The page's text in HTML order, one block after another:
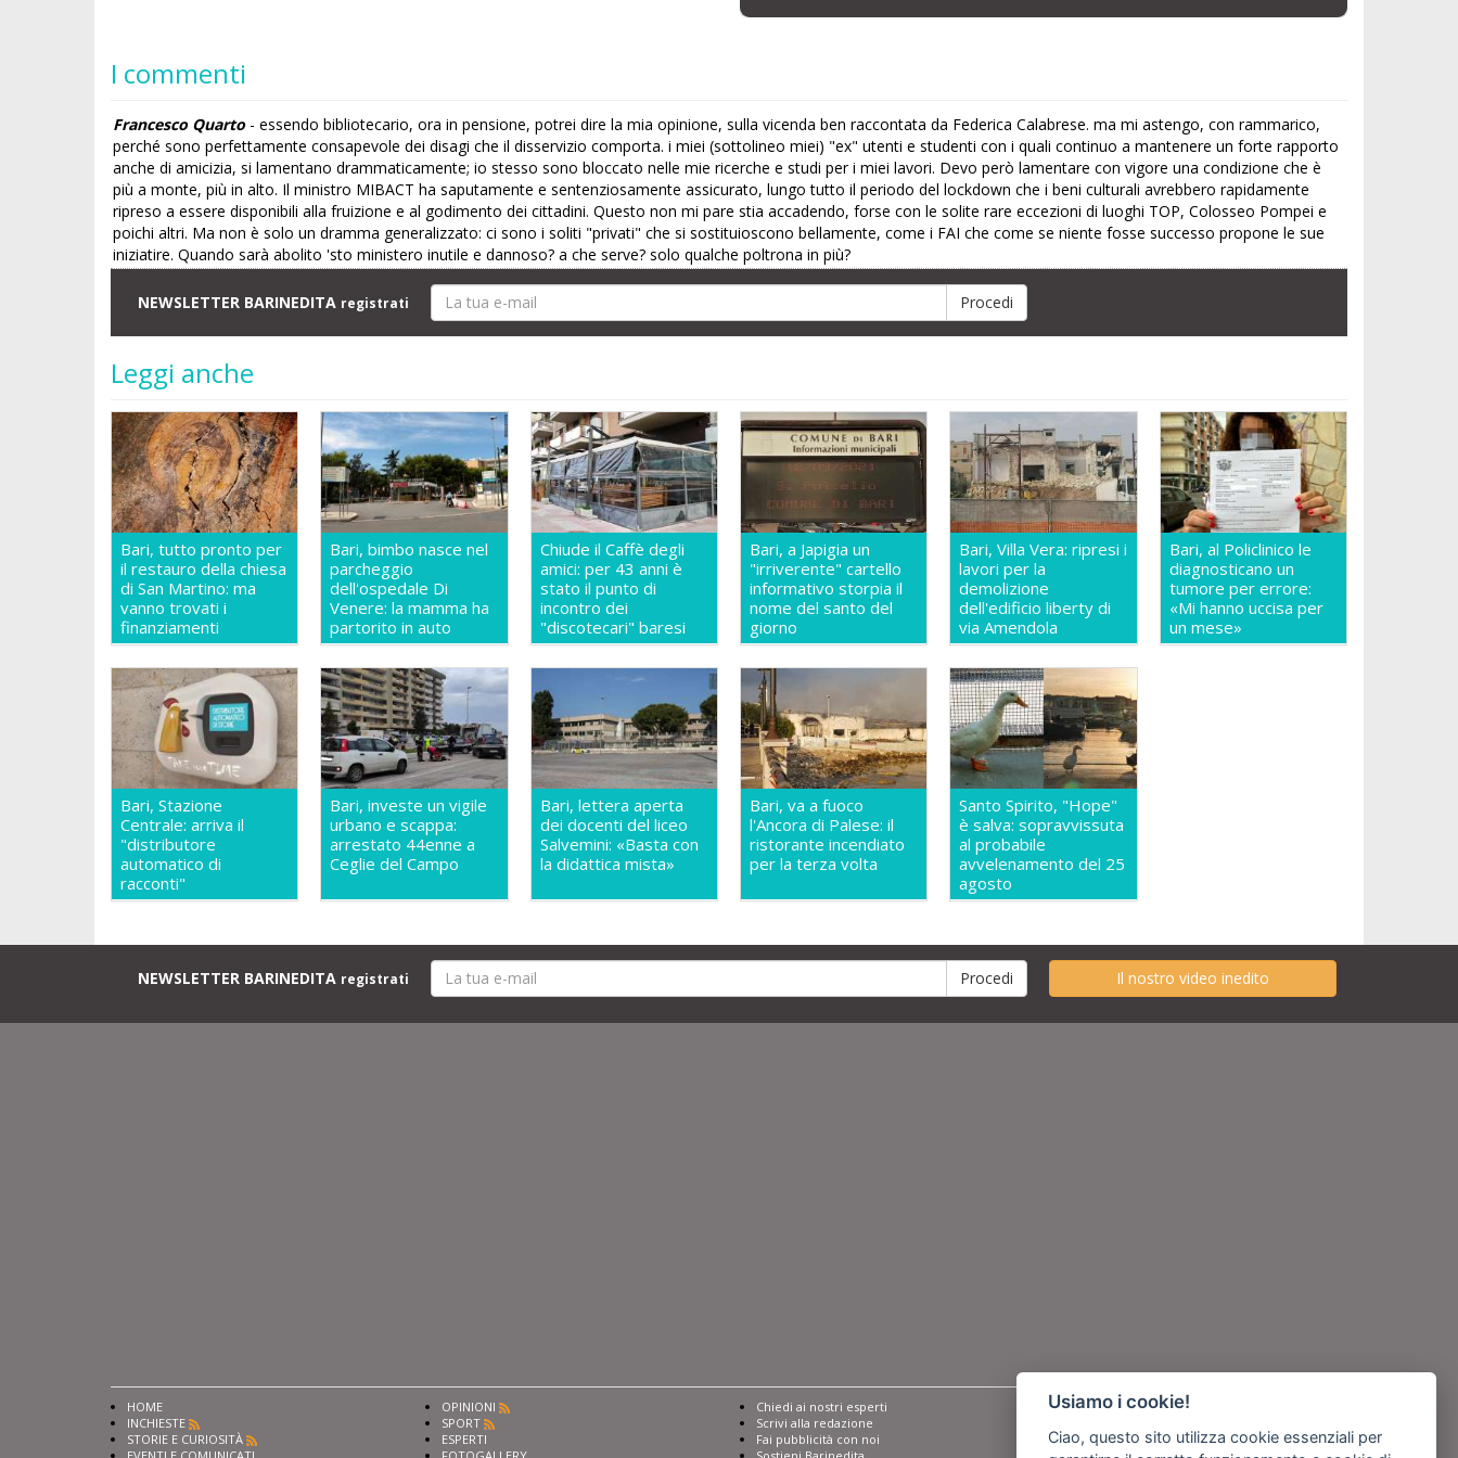
I commenti
Francesco Quarto- essendo bibliotecario, ora in pensione, potrei dire la mia opinione, sulla vicenda ben raccontata da Federica Calabrese. ma mi astengo, con rammarico,
perché sono perfettamente consapevole dei disagi che il disservizio comporta. i miei (sottolineo miei) "ex" utenti e studenti con i quali continuo a mantenere un forte rapporto
anche di amicizia, si lamentano drammaticamente; io stesso sono bloccato nelle mie ricerche e studi per i miei lavori. Devo però lamentare con vigore una condizione che è
più a monte, più in alto. Il ministro MIBACT ha saputamente e sentenziosamente assicurato, lungo tutto il periodo del lockdown che i beni culturali avrebbero rapidamente
ripreso a essere disponibili alla fruizione e al godimento dei cittadini. Questo non mi pare stia accadendo, forse con le solite rare eccezioni di luoghi TOP, Colosseo Pompei e
poichi altri. Ma non è solo un dramma generalizzato: ci sono i soliti "privati" che si sostituioscono bellamente, come i FAI che come se niente fosse successo propone le sue
iniziatire. Quando sarà abolito 'sto ministero inutile e dannoso? a che serve? solo qualche poltrona in più?
NEWSLETTER BARINEDITA registrati
Leggi anche
Bari, tutto pronto per
il restauro della chiesa
di San Martino: ma
vanno trovati i
finanziamenti
Bari, bimbo nasce nel
parcheggio
dell'ospedale Di
Venere: la mamma ha
partorito in auto
Chiude il Caffè degli
amici: per 43 anni è
stato il punto di
incontro dei
"discotecari" baresi
Bari, a Japigia un
"irriverente" cartello
informativo storpia il
nome del santo del
giorno
Bari, Villa Vera: ripresi i
lavori per la
demolizione
dell'edificio liberty di
via Amendola
Bari, al Policlinico le
diagnosticano un
tumore per errore:
«Mi hanno uccisa per
un mese»
Bari, Stazione
Centrale: arriva il
"distributore
automatico di
racconti"
Bari, investe un vigile
urbano e scappa:
arrestato 44enne a
Ceglie del Campo
Bari, lettera aperta
dei docenti del liceo
Salvemini: «Basta con
la didattica mista»
Bari, va a fuoco
l'Ancora di Palese: il
ristorante incendiato
per la terza volta
Santo Spirito, "Hope"
è salva: sopravvissuta
al probabile
avvelenamento del 25
agosto
NEWSLETTER BARINEDITA registrati Il nostro video inedito
HOME
INCHIESTE
STORIE E CURIOSITÀ
OPINIONI
SPORT
ESPERTI
Chiedi ai nostri esperti
Scrivi alla redazione
Fai pubblicità con noi
Seguici su
Usiamo i cookie!
Ciao, questo sito utilizza cookie essenziali per